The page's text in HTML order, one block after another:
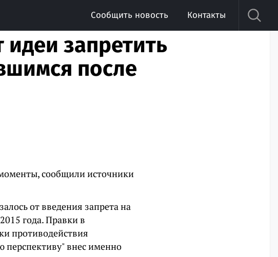
Сообщить новость Контакты
запретить
после
сообщили источники
от введения запрета на
года. Правки в
противодействия
перспективу" внес именно